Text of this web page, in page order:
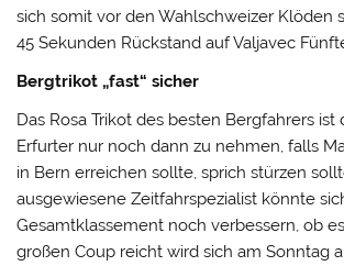
sich somit vor den Wahlschweizer Klöden
45 Sekunden Rückstand auf Valjavec
Bergtrikot „fast“ sicher
Das Rosa Trikot des besten Bergfahrers
Erfurter nur noch dann zu nehmen, falls
in Bern erreichen sollte, sprich stürzen
ausgewiesene Zeitfahrspezialist könnte
Gesamtklassement noch verbessern, ob
großen Coup reicht wird sich am Sonntag